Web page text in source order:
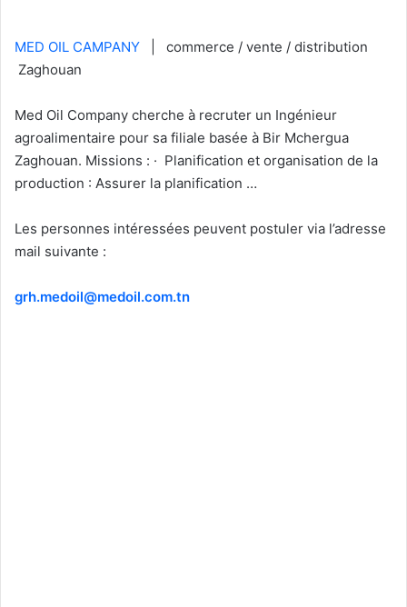
MED OIL CAMPANY
| commerce / vente / distribution
Zaghouan
Med Oil Company cherche à recruter un Ingénieur
agroalimentaire pour sa filiale basée à Bir Mchergua
Zaghouan. Missions : · Planification et organisation de la
production : Assurer la planification …
Les personnes intéressées peuvent postuler via l’adresse
mail suivante :
grh.medoil@medoil.com.tn